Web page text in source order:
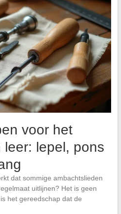
voor het
leer: lepel, pons
dat sommige ambachtslieden
uitlijnen? Het is geen
het gereedschap dat de